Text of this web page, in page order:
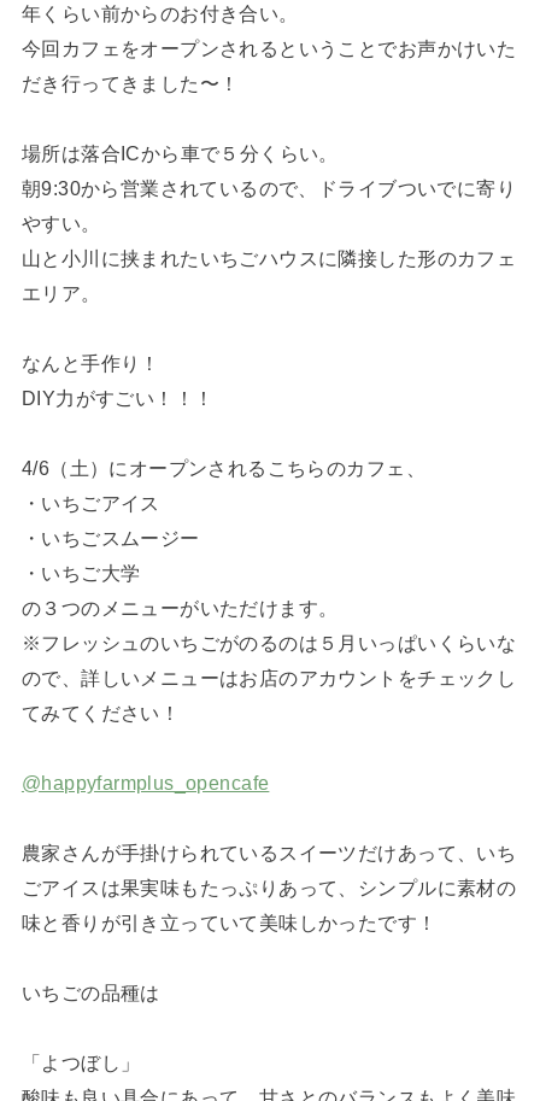
年くらい前からのお付き合い。
今回カフェをオープンされるということでお声かけいた
だき行ってきました〜！
場所は落合ICから車で５分くらい。
朝9:30から営業されているので、ドライブついでに寄り
やすい。
山と小川に挟まれたいちごハウスに隣接した形のカフェ
エリア。
なんと手作り！
DIY力がすごい！！！
4/6（土）にオープンされるこちらのカフェ、
・いちごアイス
・いちごスムージー
・いちご大学
の３つのメニューがいただけます。
※フレッシュのいちごがのるのは５月いっぱいくらいな
ので、詳しいメニューはお店のアカウントをチェックし
てみてください！
@happyfarmplus_opencafe
農家さんが手掛けられているスイーツだけあって、いち
ごアイスは果実味もたっぷりあって、シンプルに素材の
味と香りが引き立っていて美味しかったです！
いちごの品種は
「よつぼし」